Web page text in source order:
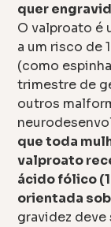
quer
O valproato é
a um risco de
(como
trimestre de
outros
que toda
valproato
ácido fólico
orientada
gravidez deve